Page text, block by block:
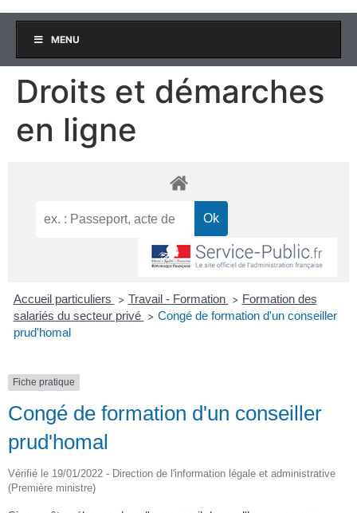
MENU
Droits et démarches
en ligne
Accueil particuliers > Travail - Formation > Formation des
salariés du secteur privé > Congé de formation d'un conseiller
prud'homal
Fiche pratique
Congé de formation d'un conseiller
prud'homal
Vérifié le 19/01/2022 - Direction de l'information légale et administrative
(Première ministre)